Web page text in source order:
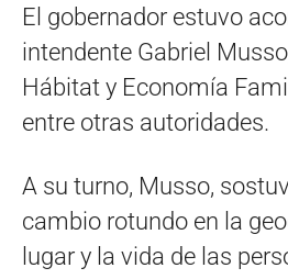
El gobernador estuvo
intendente Gabriel
Hábitat y Economía
entre otras autoridades.
A su turno, Musso,
cambio rotundo en la
lugar y la vida de las